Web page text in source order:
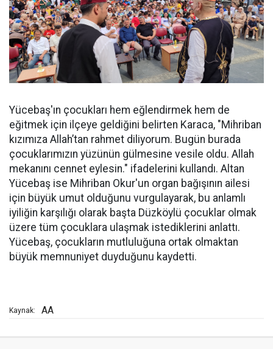
Yücebaş'ın çocukları hem eğlendirmek hem de
eğitmek için ilçeye geldiğini belirten Karaca, "Mihriban
kızımıza Allah’tan rahmet diliyorum. Bugün burada
çocuklarımızın yüzünün gülmesine vesile oldu. Allah
mekanını cennet eylesin." ifadelerini kullandı. Altan
Yücebaş ise Mihriban Okur'un organ bağışının ailesi
için büyük umut olduğunu vurgulayarak, bu anlamlı
iyiliğin karşılığı olarak başta Düzköylü çocuklar olmak
üzere tüm çocuklara ulaşmak istediklerini anlattı.
Yücebaş, çocukların mutluluğuna ortak olmaktan
büyük memnuniyet duyduğunu kaydetti.
Kaynak: AA